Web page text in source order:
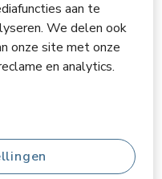
aan te
We delen ook
onze site met onze
en analytics.